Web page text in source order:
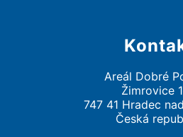
Areál Dobré
Žimrovice
747 41 Hradec
Česká